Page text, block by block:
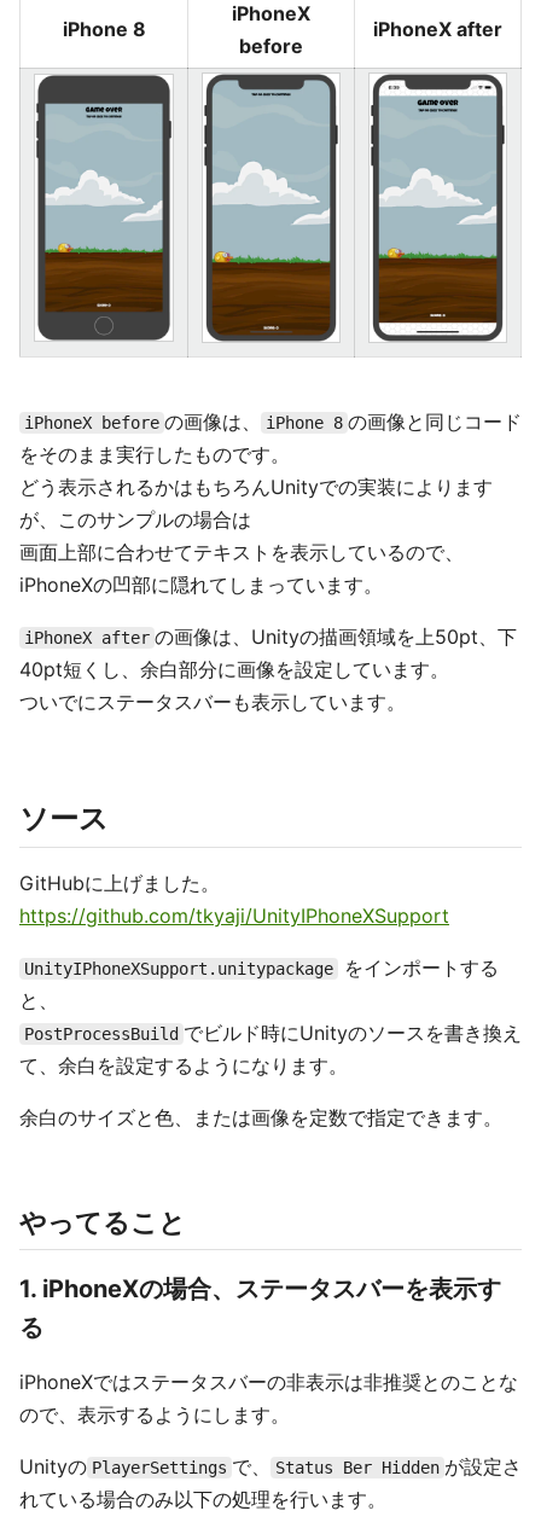
iPhone 8
iPhoneX
before
iPhoneX after
iPhoneX before の画像は、 iPhone 8 の画像と同じコード
をそのまま実行したものです。
どう表示されるかはもちろんUnityでの実装によります
が、このサンプルの場合は
画面上部に合わせてテキストを表示しているので、
iPhoneXの凹部に隠れてしまっています。
iPhoneX after の画像は、Unityの描画領域を上50pt、下
40pt短くし、余白部分に画像を設定しています。
ついでにステータスバーも表示しています。
ソース
GitHubに上げました。
https://github.com/tkyaji/UnityIPhoneXSupport
UnityIPhoneXSupport.unitypackage
をインポートする
と、
PostProcessBuild でビルド時にUnityのソースを書き換え
て、余白を設定するようになります。
余白のサイズと色、または画像を定数で指定できます。
やってること
1. iPhoneXの場合、ステータスバーを表示す
る
iPhoneXではステータスバーの非表示は非推奨とのことな
ので、表示するようにします。
Unityの PlayerSettings で、 Status Ber Hidden が設定さ
れている場合のみ以下の処理を行います。